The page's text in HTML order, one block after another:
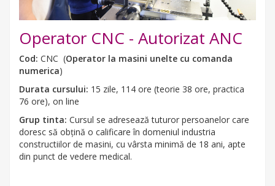
Operator CNC - Autorizat ANC
Cod: CNC (Operator la masini unelte cu comanda
numerica)
Durata cursului: 15 zile, 114 ore (teorie 38 ore, practica
76 ore), on line
Grup tinta: Cursul se adresează tuturor persoanelor care
doresc să obțină o calificare în domeniul industria
constructiilor de masini, cu vârsta minimă de 18 ani, apte
din punct de vedere medical.